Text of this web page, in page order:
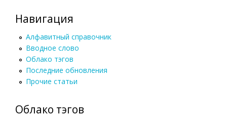
Навигация
Алфавитный справочник
Вводное слово
Облако тэгов
Последние обновления
Прочие статьи
Облако тэгов